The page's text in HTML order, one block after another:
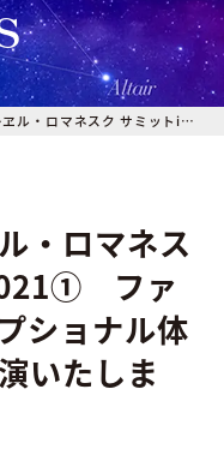
2021① ファンミーティングとオプショナル体験』に永井真衣が出演いたします。
・ロマネス
ファ
ショナル体
いたしま